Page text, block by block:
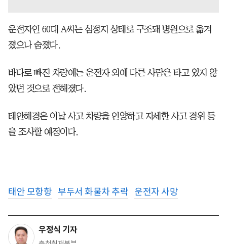
운전자인 60대 A씨는 심정지 상태로 구조돼 병원으로 옮겨
졌으나 숨졌다.
바다로 빠진 차량에는 운전자 외에 다른 사람은 타고 있지 않
았던 것으로 전해졌다.
태안해경은 이날 사고 차량을 인양하고 자세한 사고 경위 등
을 조사할 예정이다.
태안 모항항 부두서 화물차 추락 운전자 사망
우정식 기자